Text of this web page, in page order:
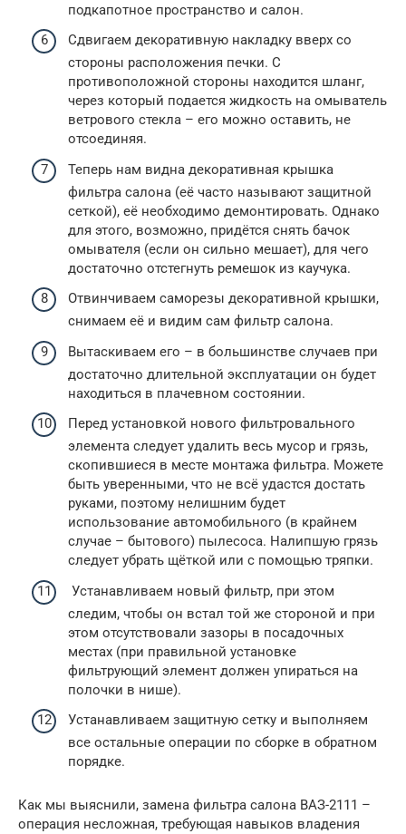
подкапотное пространство и салон.
Сдвигаем декоративную накладку вверх со
стороны расположения печки. С
противоположной стороны находится шланг,
через который подается жидкость на омыватель
ветрового стекла – его можно оставить, не
отсоединяя.
Теперь нам видна декоративная крышка
фильтра салона (её часто называют защитной
сеткой), её необходимо демонтировать. Однако
для этого, возможно, придётся снять бачок
омывателя (если он сильно мешает), для чего
достаточно отстегнуть ремешок из каучука.
Отвинчиваем саморезы декоративной крышки,
снимаем её и видим сам фильтр салона.
Вытаскиваем его – в большинстве случаев при
достаточно длительной эксплуатации он будет
находиться в плачевном состоянии.
Перед установкой нового фильтровального
элемента следует удалить весь мусор и грязь,
скопившиеся в месте монтажа фильтра. Можете
быть уверенными, что не всё удастся достать
руками, поэтому нелишним будет
использование автомобильного (в крайнем
случае – бытового) пылесоса. Налипшую грязь
следует убрать щёткой или с помощью тряпки.
Устанавливаем новый фильтр, при этом
следим, чтобы он встал той же стороной и при
этом отсутствовали зазоры в посадочных
местах (при правильной установке
фильтрующий элемент должен упираться на
полочки в нише).
Устанавливаем защитную сетку и выполняем
все остальные операции по сборке в обратном
порядке.
Как мы выяснили, замена фильтра салона ВАЗ-2111 –
операция несложная, требующая навыков владения